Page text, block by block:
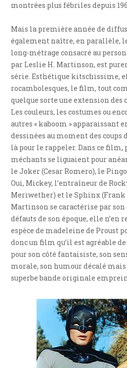
montrées plus fébriles depuis
Mais la première année de
également naître, en parallèle,
long-métrage consacré au
par Leslie H. Martinson, est
série. Esthétique kitschissime,
rocambolesques, le film, tout
quelque sorte une extension des
Les couleurs, les costumes ou
autres « kaboom » apparaissant
dessinées au moment des coups
là pour le rappeler. Dans ce film,
méchants se liguaient pour
le Joker (Cesar Romero), le
Oui, Mickey, l’entraîneur de
Meriwether) et le Sphinx (Frank
Martinson se caractérise par son
défauts de son époque, elle n’en
espèce de madeleine de Proust
donc un film qu’il est agréable
pour son côté fantaisiste, son
morale, son humour décalé mais
superbe bande originale